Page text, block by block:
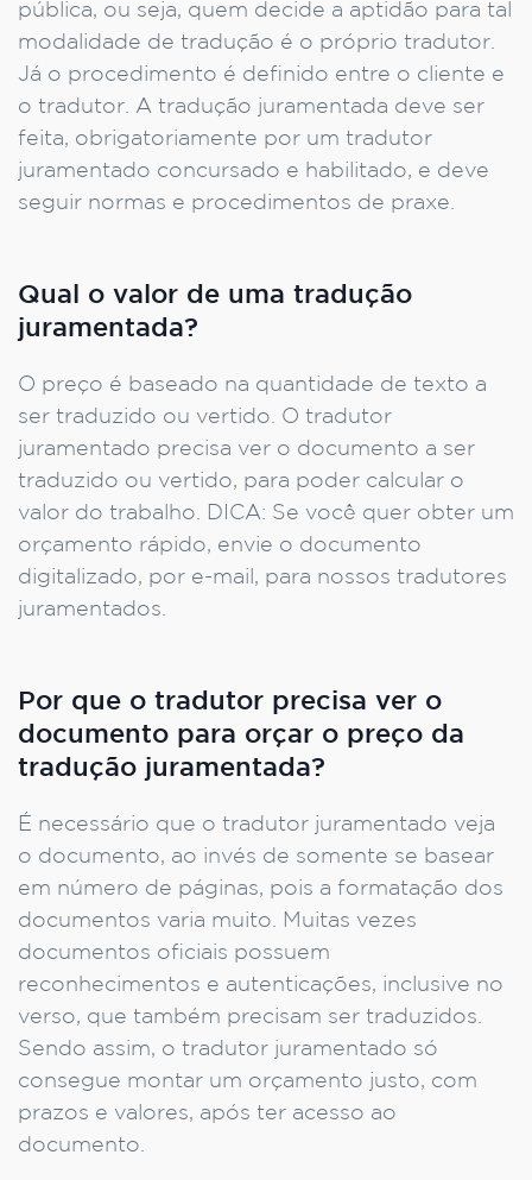
pública, ou seja, quem decide a aptidão para tal
modalidade de tradução é o próprio tradutor.
Já o procedimento é definido entre o cliente e
o tradutor. A tradução juramentada deve ser
feita, obrigatoriamente por um tradutor
juramentado concursado e habilitado, e deve
seguir normas e procedimentos de praxe.
Qual o valor de uma tradução
juramentada?
O preço é baseado na quantidade de texto a
ser traduzido ou vertido. O tradutor
juramentado precisa ver o documento a ser
traduzido ou vertido, para poder calcular o
valor do trabalho. DICA: Se você quer obter um
orçamento rápido, envie o documento
digitalizado, por e-mail, para nossos tradutores
juramentados.
Por que o tradutor precisa ver o
documento para orçar o preço da
tradução juramentada?
É necessário que o tradutor juramentado veja
o documento, ao invés de somente se basear
em número de páginas, pois a formatação dos
documentos varia muito. Muitas vezes
documentos oficiais possuem
reconhecimentos e autenticações, inclusive no
verso, que também precisam ser traduzidos.
Sendo assim, o tradutor juramentado só
consegue montar um orçamento justo, com
prazos e valores, após ter acesso ao
documento.